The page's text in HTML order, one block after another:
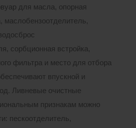
для масла, опорная
маслобензоотделитель,
сорбционная встройка,
фильтра и место для отбора
впускной и
Ливневые очистные
признакам можно
пескоотделитель,